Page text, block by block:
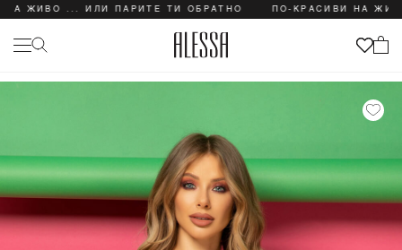
ЖИВО ... ИЛИ ПАРИТЕ ТИ ОБРАТНО ПО-КРАСИВИ НА ЖИВО